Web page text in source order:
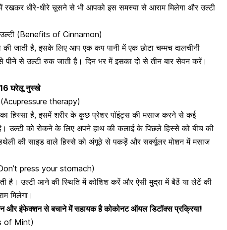
धीरे-धीरे चूसने से भी आपको इस समस्या से आराम मिलेगा और उल्टी
उल्टी (Benefits of Cinnamon)
की जाती है, इसके लिए आप एक कप पानी में एक छोटा चम्मचदालचीनी
से उल्टी रुक जाती है। दिन भर में इसका दो से तीन बार सेवन करें।
16 घरेलू नुस्खे
(Acupressure therapy)
का हिस्सा है, इसमें शरीर के कुछ प्रेशर पॉइंट्स की मसाज करने से कई
है। उल्टी को रोकने के लिए अपने हाथ की कलाई के पिछले हिस्से को बीच की
की साइड वाले हिस्से को अंगूठे से पकड़ें और सर्क्यूलर मोशन में मसाज
press your stomach)
है। उल्टी आने की स्थिति में कोशिश करें और ऐसी मुद्रा में बैठें या लेटें की
मिलेगा।
इंफेक्शन से बचाने में सहायक है कोकोनट ऑयल डिटॉक्स प्रक्रिया!
of Mint)